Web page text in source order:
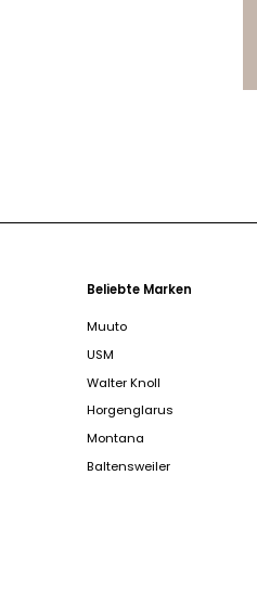
Beliebte Marken
Muuto
USM
Walter Knoll
Horgenglarus
Montana
Baltensweiler